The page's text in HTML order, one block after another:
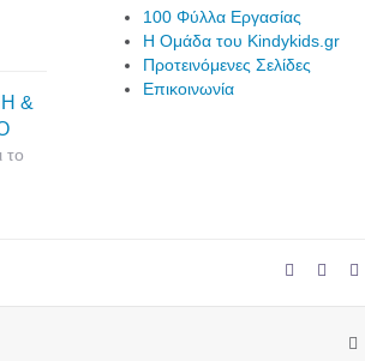
&
το
100 Φύλλα Εργασίας
Η Ομάδα του Kindykids.gr
Προτεινόμενες Σελίδες
Επικοινωνία